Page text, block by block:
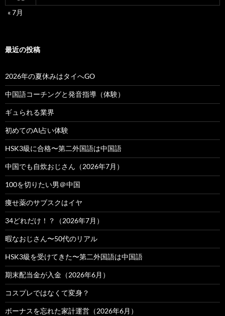
« 7月
最近の投稿
2026年の夏休みはタイへGO
中国語コーチングと発音指導（体験）
ギュられる業界
初めてのAI占い体験
HSK3級に合格〜第二外国語は中国語
中国でも自炊おじさん（2026年7月）
100を切りたい男＠中国
痩せ薬のサブスクはイヤ
34どれだけ！？（2026年7月）
暇なおじさん〜50代のリアル
HSK3級を受けてきた〜第二外国語は中国語
期末配当金が入金（2026年6月）
コスプレではなくて変身？
ボーナスを忘れた家計運営（2026年6月）